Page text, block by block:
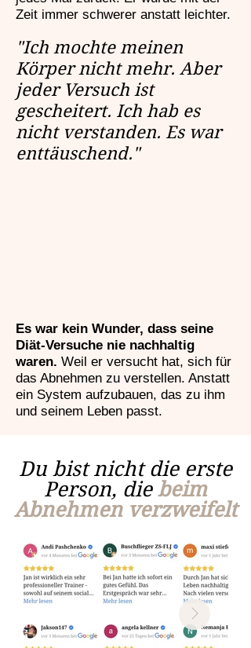
Zeit immer schwerer anstatt leichter.
"Ich mochte meinen
Körper nicht mehr. Aber
jeder Versuch ist
gescheitert. Ich hab es
nicht verstanden. Es war
enttäuschend."
Es war kein Wunder, dass seine
Diät-Versuche nie nachhaltig
waren. Weil er versucht hat, sich für
das Abnehmen zu verstellen. Anstatt
ein System aufzubauen, das zu ihm
und seinem Leben passt.
Du bist nicht die erste
Person, die beim
Abnehmen verzweifelt